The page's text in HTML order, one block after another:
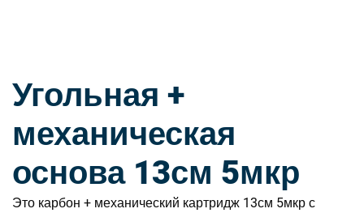
Угольная +
механическая
основа 13см 5мкр
Это карбон + механический картридж 13см 5мкр с